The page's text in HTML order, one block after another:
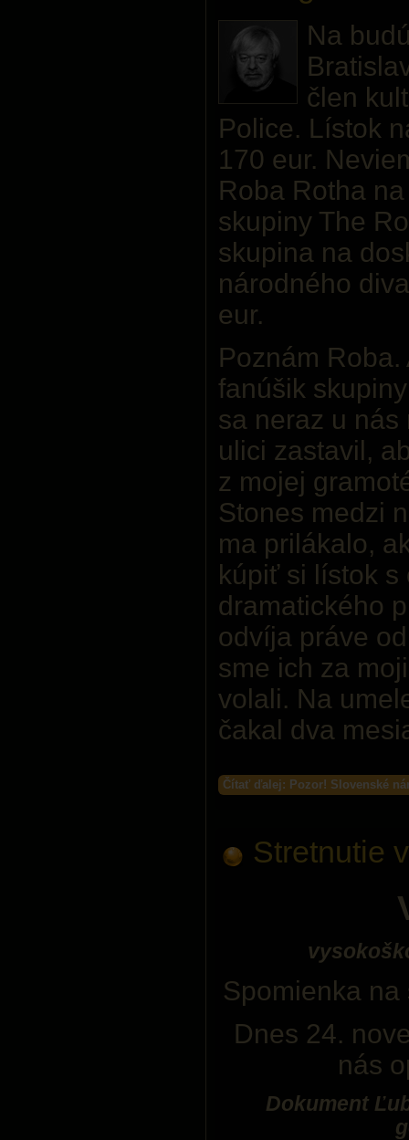
Na
člen
Police. Lístok
170 eur.
Roba Rotha
skupiny The
skupina na
národného
eur.
Poznám
fanúšik
sa neraz u
ulici zastavil,
z mojej
Stones medzi
ma prilákalo,
kúpiť si lístok s
dramatického
odvíja práve
sme ich za
volali. Na
čakal dva
Čítať ďalej: Pozor! Slovenské
Stretnutie
Spomienka
Dnes 24.
nás
Dokument